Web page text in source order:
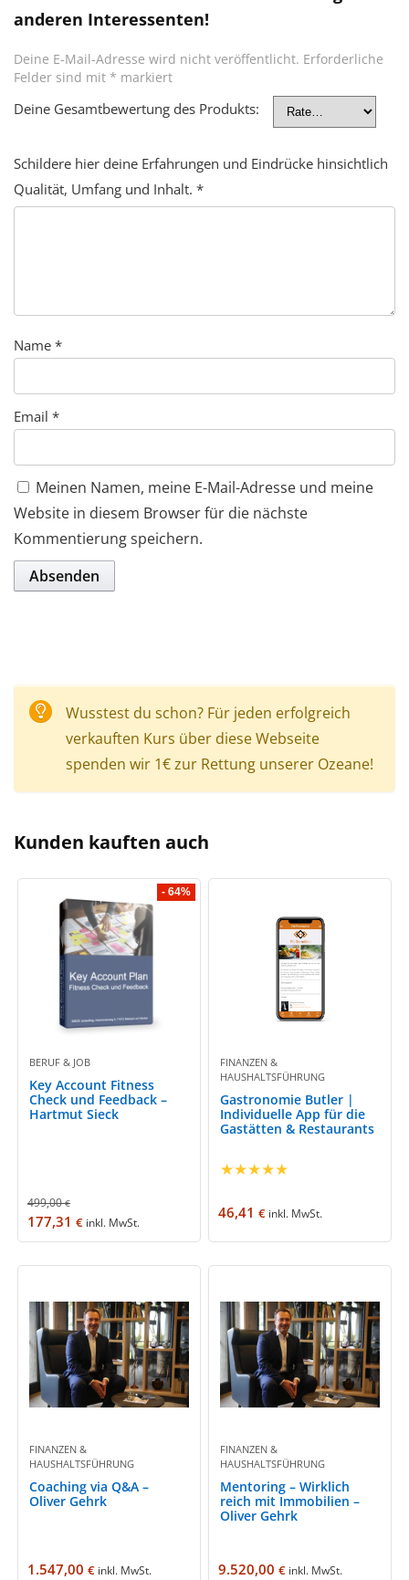
anderen Interessenten!
Deine E-Mail-Adresse wird nicht veröffentlicht. Erforderliche
Felder sind mit * markiert
Deine Gesamtbewertung des Produkts:
Schildere hier deine Erfahrungen und Eindrücke hinsichtlich
Qualität, Umfang und Inhalt. *
Name *
Email *
Meinen Namen, meine E-Mail-Adresse und meine
Website in diesem Browser für die nächste
Kommentierung speichern.
Wusstest du schon? Für jeden erfolgreich
verkauften Kurs über diese Webseite
spenden wir 1€ zur Rettung unserer Ozeane!
Kunden kauften auch
- 64%
BERUF & JOB
Key Account Fitness
Check und Feedback –
Hartmut Sieck
499,00€
177,31€ inkl. MwSt.
FINANZEN &
HAUSHALTSFÜHRUNG
Gastronomie Butler |
Individuelle App für die
Gastätten & Restaurants
★★★★★
46,41€ inkl. MwSt.
FINANZEN &
HAUSHALTSFÜHRUNG
Coaching via Q&A –
Oliver Gehrk
1.547,00€ inkl. MwSt.
FINANZEN &
HAUSHALTSFÜHRUNG
Mentoring – Wirklich
reich mit Immobilien –
Oliver Gehrk
9.520,00€ inkl. MwSt.